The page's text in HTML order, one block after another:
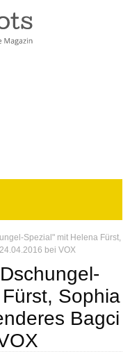
Spezial" mit Helena Fürst,
bei VOX
Sophia
Bagci